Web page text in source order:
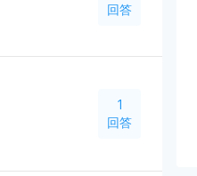
回答
1
回答